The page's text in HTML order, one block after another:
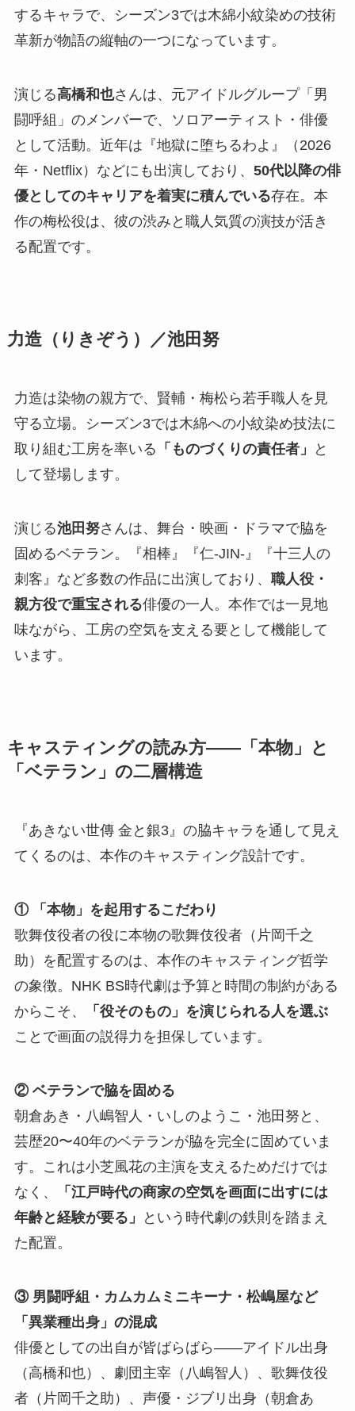
するキャラで、シーズン3では木綿小紋染めの技術
革新が物語の縦軸の一つになっています。
演じる高橋和也さんは、元アイドルグループ「男
闘呼組」のメンバーで、ソロアーティスト・俳優
として活動。近年は『地獄に堕ちるわよ』（2026
年・Netflix）などにも出演しており、 50代以降の俳
優としてのキャリアを着実に積んでいる存在。本
作の梅松役は、彼の渋みと職人気質の演技が活き
る配置です。
力造（りきぞう）／池田努
力造は染物の親方で、賢輔・梅松ら若手職人を見
守る立場。シーズン3では木綿への小紋染め技法に
取り組む工房を率いる 「ものづくりの責任者」
と
して登場します。
演じる池田努さんは、舞台・映画・ドラマで脇を
固めるベテラン。『相棒』『仁-JIN-』『十三人の
刺客』など多数の作品に出演しており、 職人役・
親方役で重宝される俳優の一人。本作では一見地
味ながら、工房の空気を支える要として機能して
います。
キャスティングの読み方——「本物」と
「ベテラン」の二層構造
『あきない世傳 金と銀3』の脇キャラを通して見え
てくるのは、本作のキャスティング設計です。
① 「本物」を起用するこだわり
歌舞伎役者の役に本物の歌舞伎役者（片岡千之
助）を配置するのは、本作のキャスティング哲学
の象徴。NHK BS時代劇は予算と時間の制約がある
からこそ、
「役そのもの」を演じられる人を選ぶ
ことで画面の説得力を担保しています。
② ベテランで脇を固める
朝倉あき・八嶋智人・いしのようこ・池田努と、
芸歴20〜40年のベテランが脇を完全に固めていま
す。これは小芝風花の主演を支えるためだけでは
なく、
「江戸時代の商家の空気を画面に出すには
年齢と経験が要る」
という時代劇の鉄則を踏まえ
た配置。
③ 男闘呼組・カムカムミニキーナ・松嶋屋など
「異業種出身」の混成
俳優としての出自が皆ばらばら——アイドル出身
（高橋和也）、劇団主宰（八嶋智人）、歌舞伎役
者（片岡千之助）、声優・ジブリ出身（朝倉あ